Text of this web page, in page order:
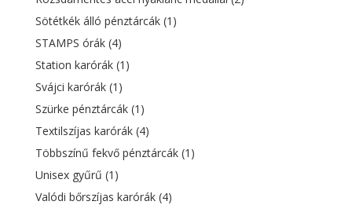
Sötétkék álló pénztárcák (1)
STAMPS órák (4)
Station karórák (1)
Svájci karórák (1)
Szürke pénztárcák (1)
Textilszíjas karórák (4)
Többszínű fekvő pénztárcák (1)
Unisex gyűrű (1)
Valódi bőrszíjas karórák (4)